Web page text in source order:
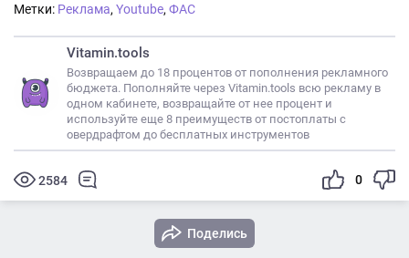
Метки: Реклама, Youtube, ФАС
Vitamin.tools
Возвращаем до 18 процентов от пополнения рекламного
бюджета. Пополняйте через Vitamin.tools всю рекламу в
одном кабинете, возвращайте от нее процент и
используйте еще 8 преимуществ от постоплаты с
овердрафтом до бесплатных инструментов
2584 0
Поделись